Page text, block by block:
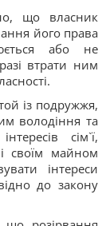
що власник
його права
або не
втрати ним
із подружжя,
володіння та
сім`ї,
своїм майном
інтереси
до закону